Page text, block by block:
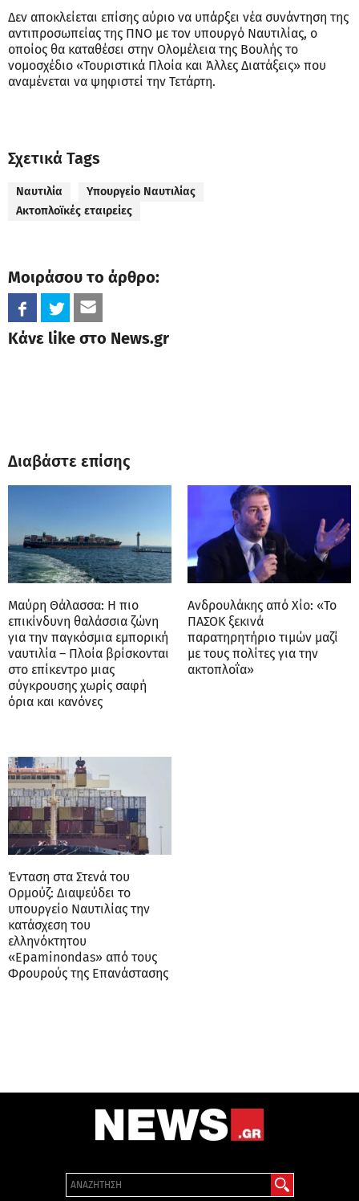
Δεν αποκλείεται επίσης αύριο να υπάρξει νέα συνάντηση της
αντιπροσωπείας της ΠΝΟ με τον υπουργό Ναυτιλίας, ο
οποίος θα καταθέσει στην Ολομέλεια της Βουλής το
νομοσχέδιο «Τουριστικά Πλοία και Άλλες Διατάξεις» που
αναμένεται να ψηφιστεί την Τετάρτη.
Σχετικά Tags
Ναυτιλία
Υπουργείο Ναυτιλίας
Ακτοπλοϊκές εταιρείες
Μοιράσου το άρθρο:
Κάνε like στο News.gr
Διαβάστε επίσης
Μαύρη Θάλασσα: Η πιο
επικίνδυνη θαλάσσια ζώνη
για την παγκόσμια εμπορική
ναυτιλία – Πλοία βρίσκονται
στο επίκεντρο μιας
σύγκρουσης χωρίς σαφή
όρια και κανόνες
Ανδρουλάκης από Χίο: «Το
ΠΑΣΟΚ ξεκινά
παρατηρητήριο τιμών μαζί
με τους πολίτες για την
ακτοπλοΐα»
Ένταση στα Στενά του
Ορμούζ: Διαψεύδει το
υπουργείο Ναυτιλίας την
κατάσχεση του
ελληνόκτητου
«Epaminondas» από τους
Φρουρούς της Επανάστασης